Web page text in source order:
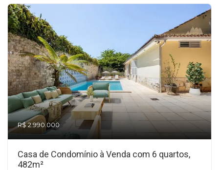
R$ 2.990.000
Casa de Condomínio à Venda com 6 quartos,
482m²